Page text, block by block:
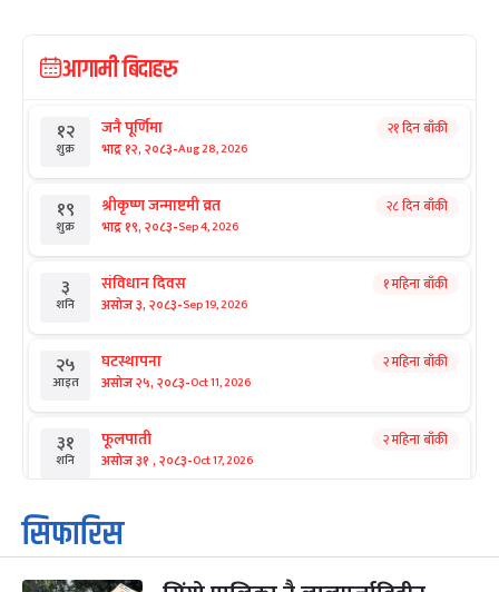
आगामी बिदाहरु
१२
शुक्र
जनै पूर्णिमा
भाद्र १२, २०८३-Aug 28, 2026
२१ दिन बाँकी
१९
शुक्र
श्रीकृष्ण जन्माष्टमी व्रत
भाद्र १९, २०८३-Sep 4, 2026
२८ दिन बाँकी
३
शनि
संविधान दिवस
असोज ३, २०८३-Sep 19, 2026
१ महिना बाँकी
२५
आइत
घटस्थापना
असोज २५, २०८३-Oct 11, 2026
२ महिना बाँकी
३१
शनि
फूलपाती
असोज ३१ , २०८३-Oct 17, 2026
२ महिना बाँकी
१
आइत
कार्तिक सङ्क्रान्ति
कार्तिक १, २०८३
सिफारिस